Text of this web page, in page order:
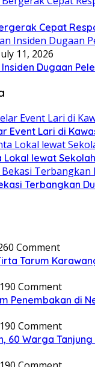
Cepat
11, 2026
Dugaan
Event Lari di
Lokal lewat
Terbangkan
0 Comment
Tarum
0 Comment
Penembakan di
0 Comment
60 Warga